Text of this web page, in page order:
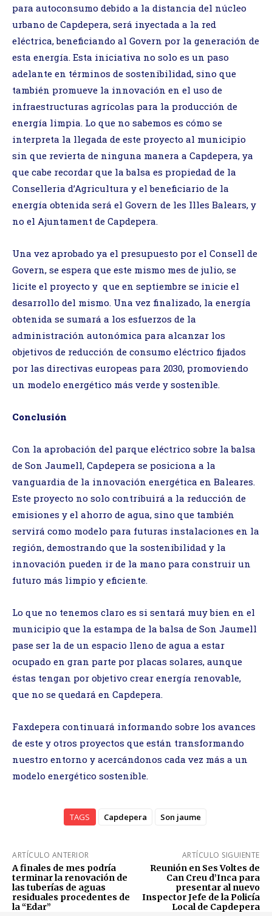
para autoconsumo debido a la distancia del núcleo
urbano de Capdepera, será inyectada a la red
eléctrica, beneficiando al Govern por la generación de
esta energía. Esta iniciativa no solo es un paso
adelante en términos de sostenibilidad, sino que
también promueve la innovación en el uso de
infraestructuras agrícolas para la producción de
energía limpia. Lo que no sabemos es cómo se
interpreta la llegada de este proyecto al municipio
sin que revierta de ninguna manera a Capdepera, ya
que cabe recordar que la balsa es propiedad de la
Conselleria d’Agricultura y el beneficiario de la
energía obtenida será el Govern de les Illes Balears, y
no el Ajuntament de Capdepera.
Una vez aprobado ya el presupuesto por el Consell de
Govern, se espera que este mismo mes de julio, se
licite el proyecto y que en septiembre se inicie el
desarrollo del mismo. Una vez finalizado, la energía
obtenida se sumará a los esfuerzos de la
administración autonómica para alcanzar los
objetivos de reducción de consumo eléctrico fijados
por las directivas europeas para 2030, promoviendo
un modelo energético más verde y sostenible.
Conclusión
Con la aprobación del parque eléctrico sobre la balsa
de Son Jaumell, Capdepera se posiciona a la
vanguardia de la innovación energética en Baleares.
Este proyecto no solo contribuirá a la reducción de
emisiones y el ahorro de agua, sino que también
servirá como modelo para futuras instalaciones en la
región, demostrando que la sostenibilidad y la
innovación pueden ir de la mano para construir un
futuro más limpio y eficiente.
Lo que no tenemos claro es si sentará muy bien en el
municipio que la estampa de la balsa de Son Jaumell
pase ser la de un espacio lleno de agua a estar
ocupado en gran parte por placas solares, aunque
éstas tengan por objetivo crear energía renovable,
que no se quedará en Capdepera.
Faxdepera continuará informando sobre los avances
de este y otros proyectos que están transformando
nuestro entorno y acercándonos cada vez más a un
modelo energético sostenible.
TAGS Capdepera Son jaume
ARTÍCULO ANTERIOR
A finales de mes podría
terminar la renovación de
las tuberías de aguas
residuales procedentes de
la “Edar”
ARTÍCULO SIGUIENTE
Reunión en Ses Voltes de
Can Creu d’Inca para
presentar al nuevo
Inspector Jefe de la Policía
Local de Capdepera